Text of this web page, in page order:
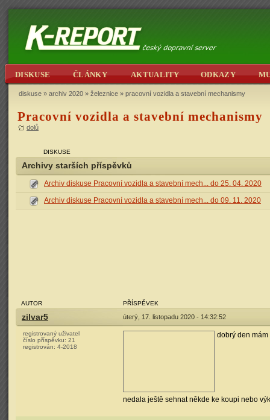
DISKUSE ČLÁNKY AKTUALITY ODKAZY
diskuse » archiv 2020 » železnice » pracovní vozidla a stavební mechanismy
Pracovní vozidla a stavební mechanismy
dolů
DISKUSE
Archivy starších příspěvků
Archiv diskuse Pracovní vozidla a stavební mech... do 25. 04. 2020
Archiv diskuse Pracovní vozidla a stavební mech... do 09. 11. 2020
AUTOR PŘÍSPĚVEK
zilvar5 úterý, 17. listopadu 2020 - 14:32:52
registrovaný uživatel
číslo příspěvku: 21
registrován: 4-2018
dobrý den
nedala ještě sehnat někde ke koupi nebo